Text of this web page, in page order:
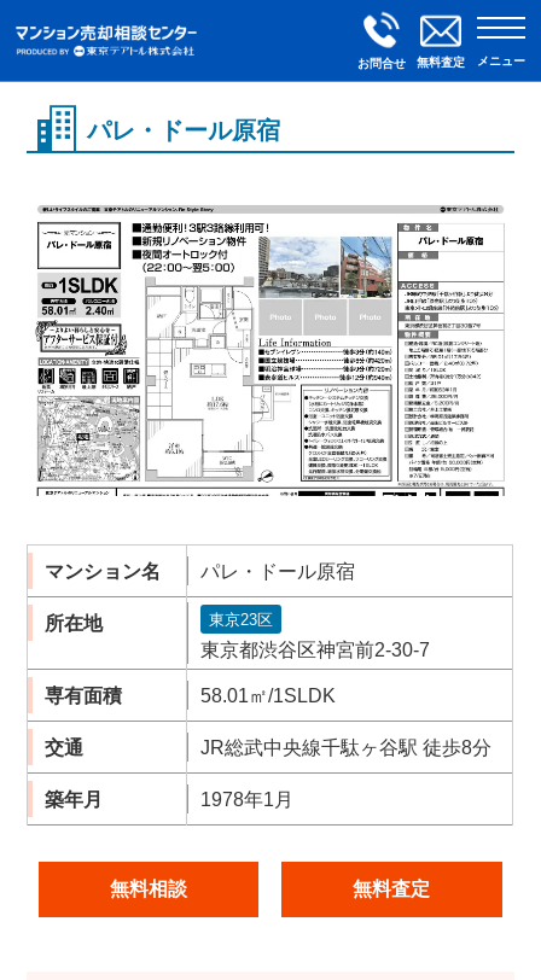
お問合せ 無料査定 メニュー
パレ・ドール原宿
マンション名 パレ・ドール原宿
所在地 東京23区
東京都渋谷区神宮前2-30-7
専有面積 58.01㎡/1SLDK
交通 JR総武中央線千駄ヶ谷駅 徒歩8分
築年月 1978年1月
無料相談 無料査定